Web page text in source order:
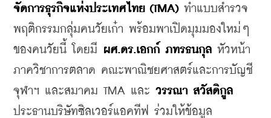
จัดการธุรกิจแห่งประเทศไทย (TMA) ทำแบบสำรวจ
พฤติกรรมกลุ่มคนวัยเก๋า พร้อมพาเปิดมุมมองใหม่ๆ
ของคนวัยนี้ โดยมี
ผศ.ดร.เอกก์ ภทรธนกุล หัวหน้า
ภาควิชาการตลาด คณะพาณิชยศาสตร์และการบัญชี
จุฬาฯ และสมาคม TMA และ วรรณา สวัสดิกูล
ประธานบริษัทซิลเวอร์แอคทีฟ ร่วมให้ข้อมูล